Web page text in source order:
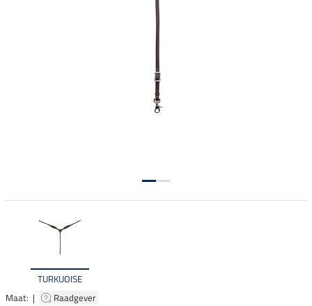
TURKUOISE
Maat: |
Raadgever